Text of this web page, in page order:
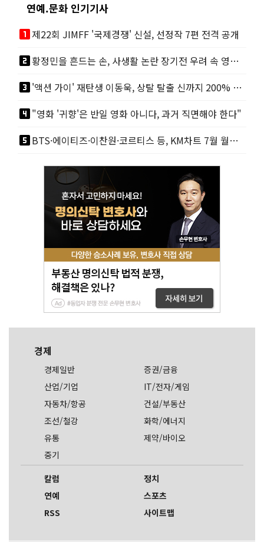
연예.문화 인기기사
looks_one제22회 JIMFF '국제경쟁' 신설, 선정작 7편 전격 공개
looks_two
황정민을 흔드는 손, 사생활 논란 장기전 우려 속 영화계도 리스크
looks_3
'액션 가이' 재탄생 이동욱, 상탈 탈출 신까지 200% 직접 소화
looks_4"영화 '귀향'은 반일 영화 아니다, 과거 직면해야 한다"
looks_5
BTS·에이티즈·이찬원·코르티스 등, KM차트 7월 월간 정상
경제
경제일반
증권/금융
산업/기업
IT/전자/게임
자동차/항공
건설/부동산
조선/철강
화학/에너지
유통
제약/바이오
중기
칼럼
정치
연예
스포츠
RSS
사이트맵